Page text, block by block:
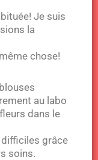
Je suis
la
chose!
au labo
dans le
grâce
soins.